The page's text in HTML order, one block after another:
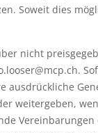
Soweit dies
nicht
weitergeben,